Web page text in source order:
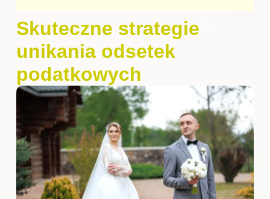
Skuteczne strategie
unikania odsetek
podatkowych